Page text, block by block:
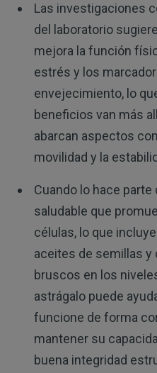
Las investigaciones
del laboratorio
mejora la función
estrés y los
envejecimiento, lo
beneficios van más
abarcan aspectos
movilidad y la
Cuando lo hace
saludable que
células, lo que
aceites de semillas
bruscos en los
astrágalo puede
funcione de forma
mantener su
buena integridad